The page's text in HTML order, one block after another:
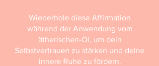
Wiederhole diese Affirmation
während der Anwendung vom
ätherischen-Öl, um dein
Selbstvertrauen zu stärken und deine
innere Ruhe zu fördern.